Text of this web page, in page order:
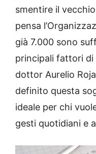
smentire il
pensa
già 7.000 sono
principali fattori di
dottor Aurelio
definito questa
ideale per chi
gesti quotidiani e